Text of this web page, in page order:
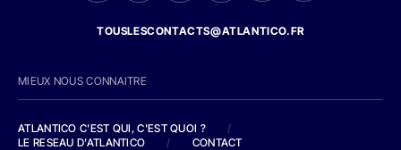
TOUSLESCONTACTS@ATLANTICO.FR
MIEUX NOUS CONNAITRE
ATLANTICO C'EST QUI, C'EST QUOI ?
/
LE RESEAU D'ATLANTICO
/ CONTACT